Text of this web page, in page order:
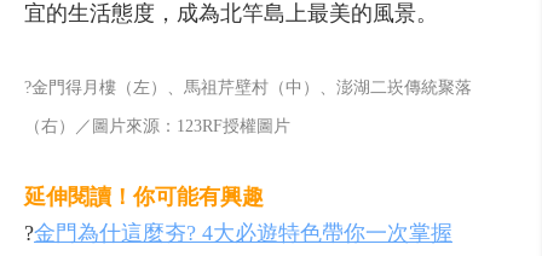
宜的生活態度，成為北竿島上最美的風景。
?金門得月樓（左）、馬祖芹壁村（中）、澎湖二崁傳統聚落
（右）／圖片來源：123RF授權圖片
延伸閱讀！你可能有興趣
?金門為什這麼夯? 4大必遊特色帶你一次掌握